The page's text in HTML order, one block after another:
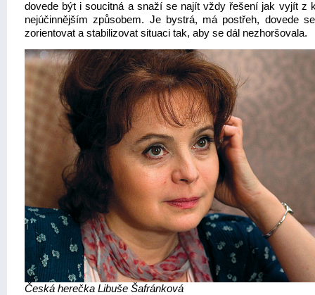
dovede být i soucitná a snaží se najít vždy řešení jak vyjít z
nejúčinnějším způsobem. Je bystrá, má postřeh, dovede
zorientovat a stabilizovat situaci tak, aby se dál nezhoršovala.
Česká herečka Libuše Šafránková